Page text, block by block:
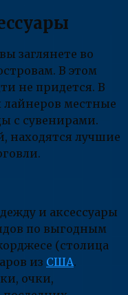
заглянете во
В этом
не придется. В
местные
с сувенирами.
находятся лучшие
и аксессуары
по выгодным
(столица
из США.
очки,